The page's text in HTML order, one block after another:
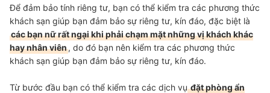
Để đảm bảo tính riêng tư, bạn có thể kiểm tra các phương thức
khách sạn giúp bạn đảm bảo sự riêng tư, kín đáo, đặc biệt là
các bạn nữ rất ngại khi phải chạm mặt những vị khách khác
hay nhân viên, do đó bạn nên kiểm tra các phương thức
khách sạn giúp bạn đảm bảo sự riêng tư, kín đáo.
Từ bước đầu bạn có thể kiểm tra các dịch vụđặt phòng ẩn